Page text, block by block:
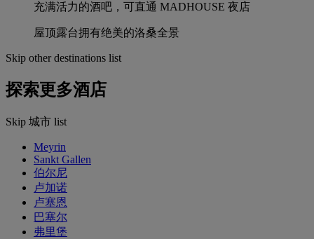
充满活力的酒吧，可直通 MADHOUSE 夜店
屋顶露台拥有绝美的洛桑全景
Skip other destinations list
探索更多酒店
Skip 城市 list
Meyrin
Sankt Gallen
伯尔尼
卢加诺
卢塞恩
巴塞尔
弗里堡